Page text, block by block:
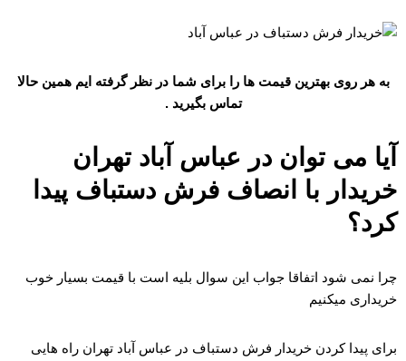
به هر روی بهترین قیمت ها را برای شما در نظر گرفته ایم همین حالا
تماس بگیرید .
آیا می توان در عباس آباد تهران
خریدار با انصاف فرش دستباف پیدا
کرد؟
چرا نمی شود اتفاقا جواب این سوال بلیه است با قیمت بسیار خوب
خریداری میکنیم
برای پیدا کردن خریدار فرش دستباف در عباس آباد تهران راه هایی